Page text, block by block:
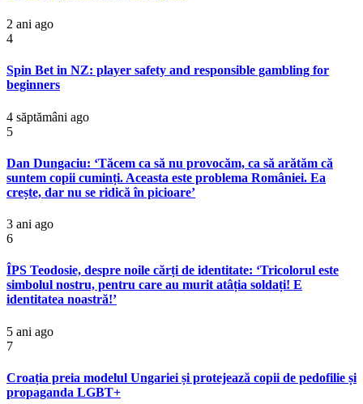
2 ani ago
4
Spin Bet in NZ: player safety and responsible gambling for
beginners
4 săptămâni ago
5
Dan Dungaciu: ‘Tăcem ca să nu provocăm, ca să arătăm că
suntem copii cuminți. Aceasta este problema României. Ea
crește, dar nu se ridică în picioare’
3 ani ago
6
ÎPS Teodosie, despre noile cărți de identitate: ‘Tricolorul este
simbolul nostru, pentru care au murit atâția soldați! E
identitatea noastră!’
5 ani ago
7
Croația preia modelul Ungariei și protejează copii de pedofilie și
propaganda LGBT+